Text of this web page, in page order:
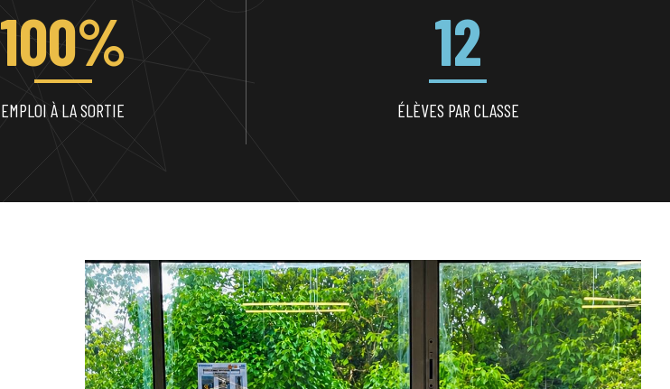
100%
EMPLOI À LA SORTIE
12
ÉLÈVES PAR CLASSE